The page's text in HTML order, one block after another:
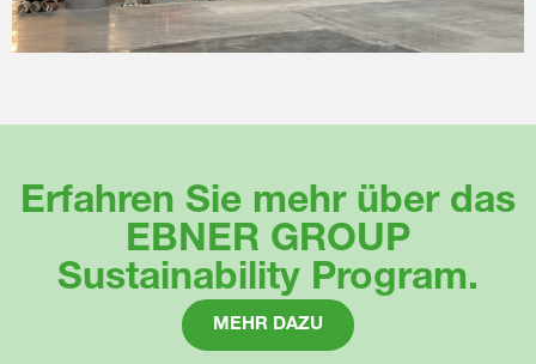
Erfahren Sie mehr über das
EBNER GROUP
Sustainability Program.
MEHR DAZU